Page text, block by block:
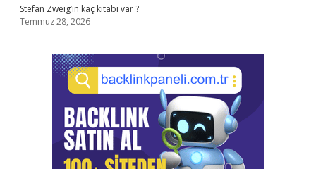
Stefan Zweig’in kaç kitabı var ?
Temmuz 28, 2026